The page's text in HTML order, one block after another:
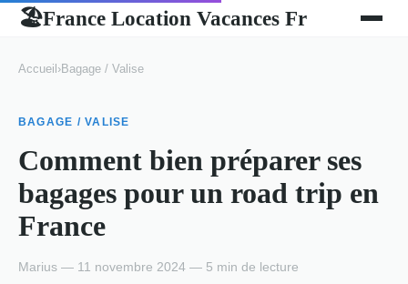
🏖France Location Vacances Fr
Accueil ›Bagage / Valise
BAGAGE / VALISE
Comment bien préparer ses
bagages pour un road trip en
France
Marius — 11 novembre 2024 — 5 min de lecture